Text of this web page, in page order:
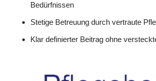
Bedürfnissen
Stetige Betreuung durch vertraute
Klar definierter Beitrag ohne